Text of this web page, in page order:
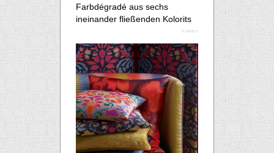
Farbdégradé aus sechs
ineinander fließenden Kolorits
© SAHCO